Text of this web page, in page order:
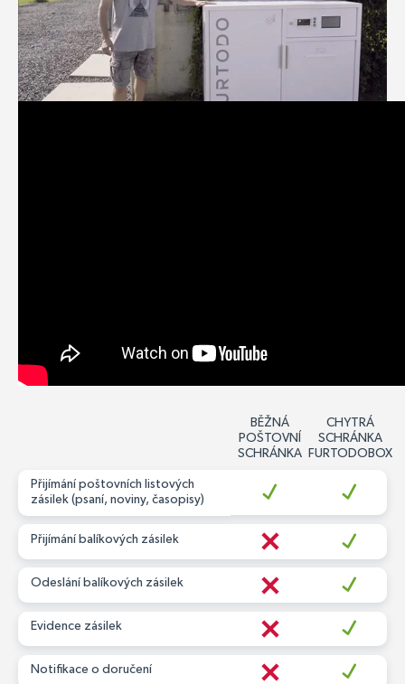
BĚŽNÁ
POŠTOVNÍ
SCHRÁNKA
CHYTRÁ
SCHRÁNKA
FURTODOBOX
Přijímání poštovních listových
zásilek (psaní, noviny, časopisy)
Přijímání balíkových zásilek
Odeslání balíkových zásilek
Evidence zásilek
Notifikace o doručení